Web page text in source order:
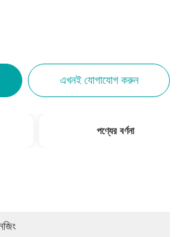
এখনই যোগাযোগ করুন
পণ্যের বর্ণনা